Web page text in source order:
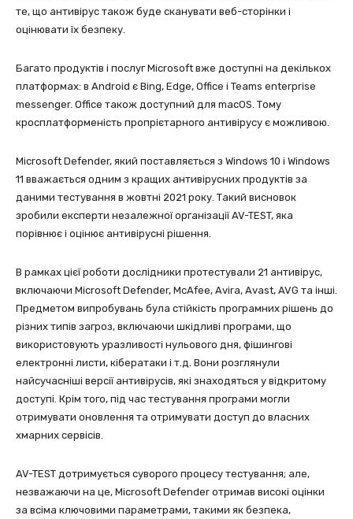
те, що антивірус також буде сканувати веб-сторінки і
оцінювати їх безпеку.
Багато продуктів і послуг Microsoft вже доступні на декількох
платформах: в Android є Bing, Edge, Office і Teams enterprise
messenger. Office також доступний для macOS. Тому
кросплатформеність пропрієтарного антивірусу є можливою.
Microsoft Defender, який поставляється з Windows 10 і Windows
11 вважається одним з кращих антивірусних продуктів за
даними тестування в жовтні 2021 року. Такий висновок
зробили експерти незалежної організації AV-TEST, яка
порівнює і оцінює антивірусні рішення.
В рамках цієї роботи дослідники протестували 21 антивірус,
включаючи Microsoft Defender, McAfee, Avira, Avast, AVG та інші.
Предметом випробувань була стійкість програмних рішень до
різних типів загроз, включаючи шкідливі програми, що
використовують уразливості нульового дня, фішингові
електронні листи, кібератаки і т.д. Вони розглянули
найсучасніші версії антивірусів, які знаходяться у відкритому
доступі. Крім того, під час тестування програми могли
отримувати оновлення та отримувати доступ до власних
хмарних сервісів.
AV-TEST дотримується суворого процесу тестування; але,
незважаючи на це, Microsoft Defender отримав високі оцінки
за всіма ключовими параметрами, такими як безпека,